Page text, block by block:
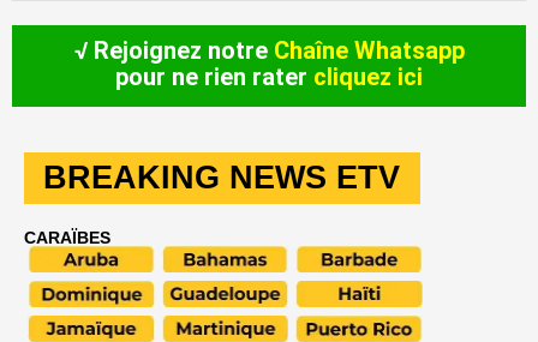
√ Rejoignez notre Chaîne Whatsapp
pour ne rien rater cliquez ici
BREAKING NEWS ETV
CARAÏBES